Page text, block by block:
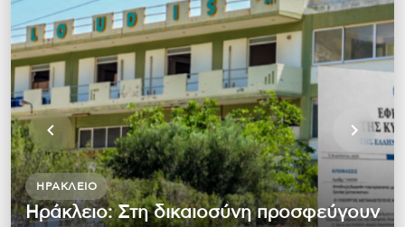
ΗΡΆΚΛΕΙΟ
Ηράκλειο: Στη δικαιοσύνη προσφεύγουν